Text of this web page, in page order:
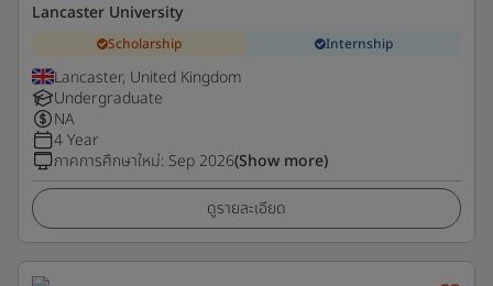
Lancaster University
Scholarship Internship
Lancaster, United Kingdom
Undergraduate
NA
4 Year
ภาคการศึกษาใหม่: Sep 2026(Show more)
ดูรายละเอียด